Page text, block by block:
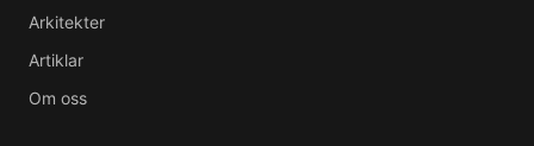
Arkitekter
Artiklar
Om oss